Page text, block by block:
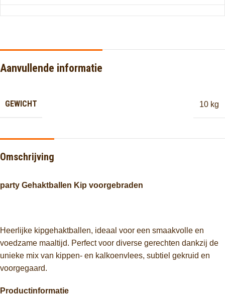
Aanvullende informatie
GEWICHT 10 kg
Omschrijving
party Gehaktballen Kip voorgebraden
Heerlijke kipgehaktballen, ideaal voor een smaakvolle en
voedzame maaltijd. Perfect voor diverse gerechten dankzij de
unieke mix van kippen- en kalkoenvlees, subtiel gekruid en
voorgegaard.
Productinformatie